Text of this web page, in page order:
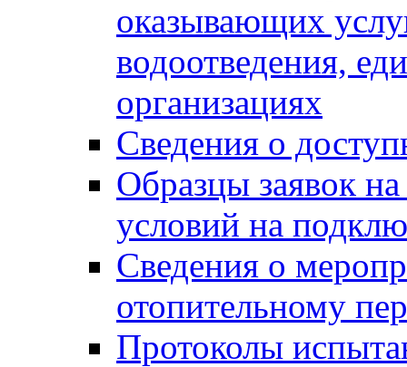
оказывающих
водоотведения,
организациях
Сведения о
Образцы заявок
условий на
Сведения о
отопительному
Протоколы